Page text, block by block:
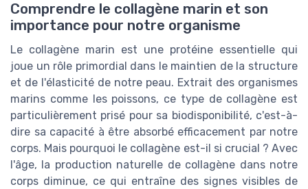
Comprendre le collagène marin et son
importance pour notre organisme
Le collagène marin est une protéine essentielle qui
joue un rôle primordial dans le maintien de la structure
et de l'élasticité de notre peau. Extrait des organismes
marins comme les poissons, ce type de collagène est
particulièrement prisé pour sa biodisponibilité, c'est-à-
dire sa capacité à être absorbé efficacement par notre
corps. Mais pourquoi le collagène est-il si crucial ? Avec
l'âge, la production naturelle de collagène dans notre
corps diminue, ce qui entraîne des signes visibles de